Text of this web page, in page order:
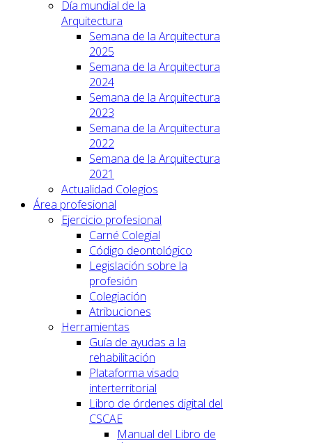
Día mundial de la
Arquitectura
Semana de la Arquitectura
2025
Semana de la Arquitectura
2024
Semana de la Arquitectura
2023
Semana de la Arquitectura
2022
Semana de la Arquitectura
2021
Actualidad Colegios
Área profesional
Ejercicio profesional
Carné Colegial
Código deontológico
Legislación sobre la
profesión
Colegiación
Atribuciones
Herramientas
Guía de ayudas a la
rehabilitación
Plataforma visado
interterritorial
Libro de órdenes digital del
CSCAE
Manual del Libro de